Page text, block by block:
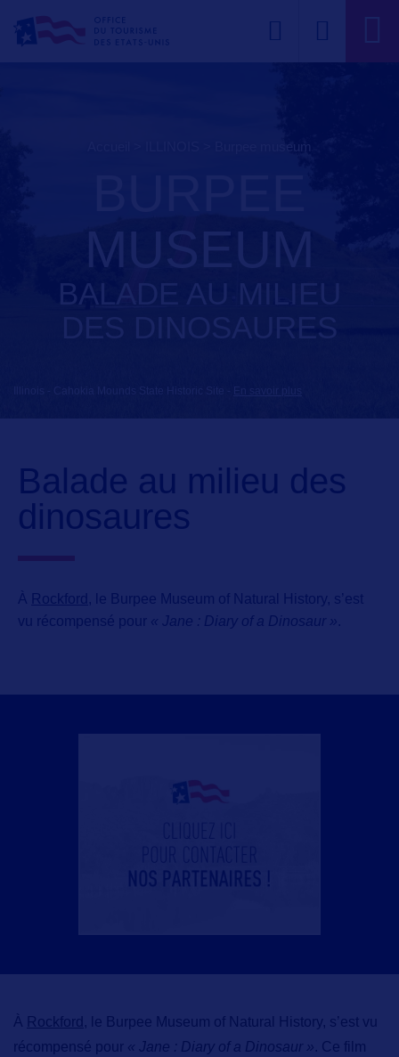
burpee museum
MUSEUM
BALADE AU MILIEU
DES DINOSAURES
Balade au milieu des
dinosaures
À Rockford , le Burpee Museum of Natural History, s’est
vu récompensé pour « Jane : Diary of a Dinosaur ».
À Rockford , le Burpee Museum of Natural History, s’est vu
récompensé pour « Jane : Diary of a Dinosaur ». Ce film